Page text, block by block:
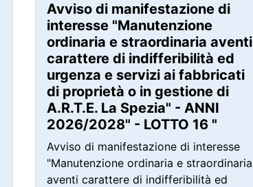
Avviso di manifestazione di
interesse "Manutenzione
ordinaria e straordinaria aventi
carattere di indifferibilità ed
urgenza e servizi ai fabbricati
di proprietà o in gestione di
A.R.T.E. La Spezia" - ANNI
2026/2028" - LOTTO 16 "
Avviso di manifestazione di interesse
"Manutenzione ordinaria e straordinaria
aventi carattere di indifferibilità ed